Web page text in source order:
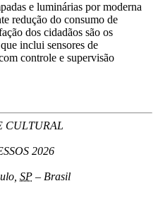
e luminárias por moderna
redução do consumo de
dos cidadãos são os
inclui sensores de
controle e supervisão
CULTURAL
2026
, SP – Brasil